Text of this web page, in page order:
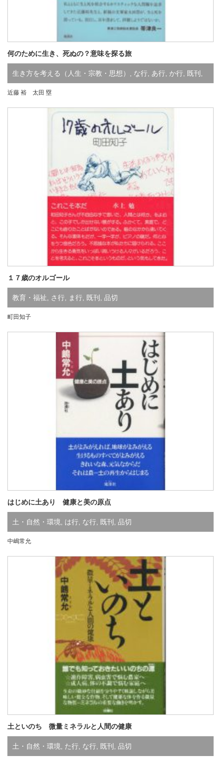
何のために生き、死ぬの？意味を探る旅
生き方を考える（人生・宗教・思想） , な行, あ行, か行, 既刊 ,
品切
近藤 裕 太田 塁
１７歳のオルゴール
教育・福祉 さ行 ま行 既刊 品切
町田知子
はじめに土あり 健康と美の原点
土・自然・環境 は行 な行 既刊 品切
中嶋常允
土といのち 微量ミネラルと人間の健康
土・自然・環境 た行 な行 既刊 品切